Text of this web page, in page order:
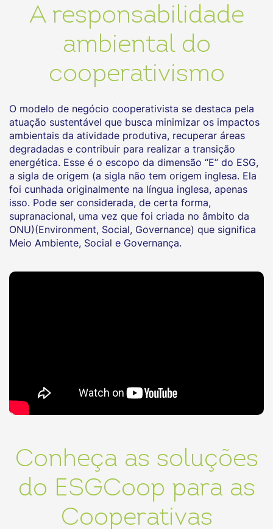
A responsabilidade
ambiental do
cooperativismo
O modelo de negócio cooperativista se destaca pela
atuação sustentável que busca minimizar os impactos
ambientais da atividade produtiva, recuperar áreas
degradadas e contribuir para realizar a transição
energética. Esse é o escopo da dimensão “E” do ESG,
a sigla de origem (a sigla não tem origem inglesa. Ela
foi cunhada originalmente na língua inglesa, apenas
isso. Pode ser considerada, de certa forma,
supranacional, uma vez que foi criada no âmbito da
ONU)(Environment, Social, Governance) que significa
Meio Ambiente, Social e Governança.
Conheça as soluções
do ESGCoop para as
Cooperativas